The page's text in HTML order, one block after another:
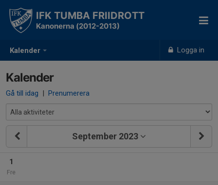
Kalender Logga in
IFK TUMBA FRIIDROTT
Kanonerna (2012-2013)
Kalender
Gå till idag | Prenumerera
September 2023
1
Fre